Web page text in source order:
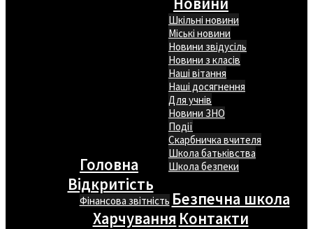
Головна
Шкільні новини
Міські новини
Новини звідусіль
Новини з класів
Наші вітання
Наші досягнення
Для учнів
Новини ЗНО
Події
Скарбничка вчителя
Школа батьківства
Школа безпеки
Відкритість
Фінансова звітність Безпечна школа
Харчування Контакти